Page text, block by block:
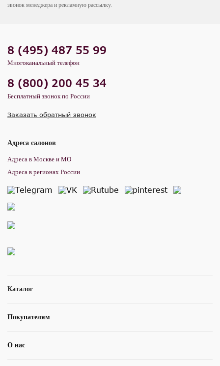
звонок менеджера и рекламную рассылку.
Каталог
Покупателям
О нас
8 (495) 487 55 99
Многоканальный телефон
8 (800) 200 45 34
Бесплатный звонок по России
Заказать обратный звонок
Адреса салонов
Адреса в Москве и МО
Адреса в регионах России